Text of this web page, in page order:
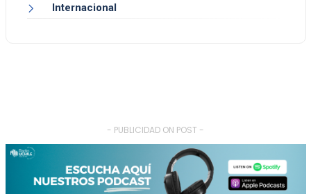
Internacional
- PUBLICIDAD ON POST -